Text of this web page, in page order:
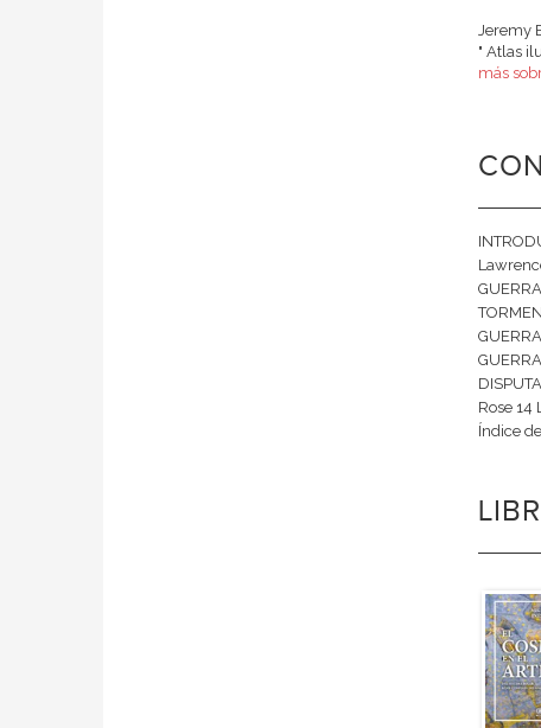
Jeremy
" Atlas
más
Rose 14
Índice